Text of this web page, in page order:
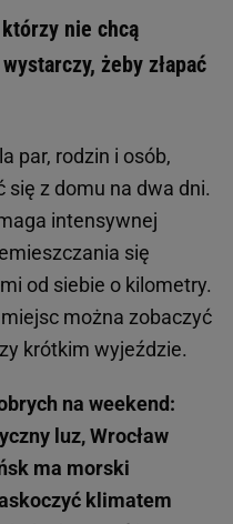
nie chcą
żeby złapać
par, rodzin i osób,
się z domu na dwa dni.
intensywnej
się
od siebie o kilometry.
można zobaczyć
krótkim wyjeździe.
na weekend:
luz, Wrocław
ma morski
klimatem